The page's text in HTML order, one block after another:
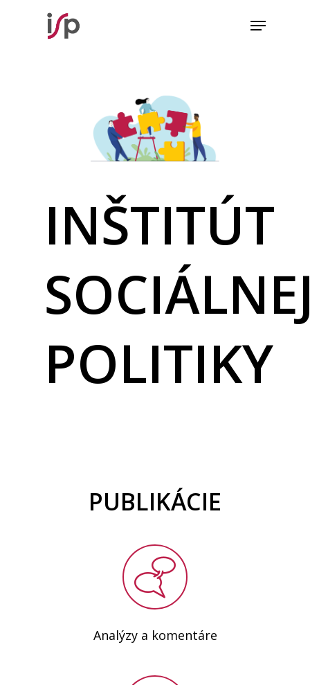
INŠTITÚT
POLITIKY
PUBLIKÁCIE
Analýzy a komentáre